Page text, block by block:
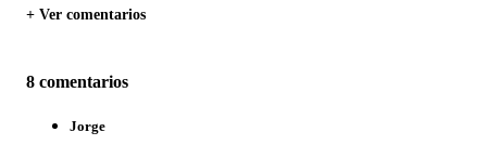
+ Ver comentarios
8 comentarios
Jorge